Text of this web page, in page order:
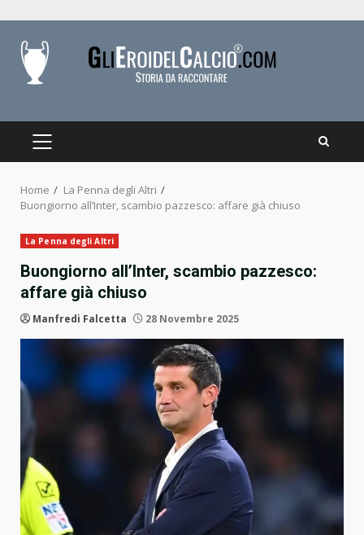
content
PRIMARY
Home
La Penna degli Altri
Buongiorno all’Inter, scambio pazzesco: affare già chiuso
La Penna degli Altri
Buongiorno all’Inter, scambio pazzesco:
affare già chiuso
Manfredi Falcetta 28 Novembre 2025